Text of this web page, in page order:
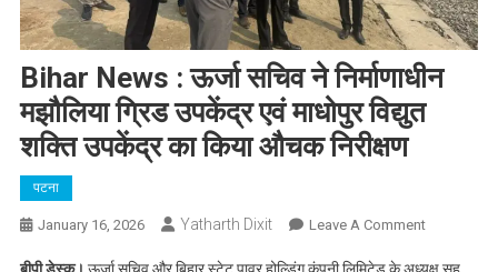
Bihar News : ऊर्जा सचिव ने निर्माणाधीन
मझौलिया ग्रिड उपकेंद्र एवं माधोपुर विद्युत
शक्ति उपकेंद्र का किया औचक निरीक्षण
पटना
January 16, 2026 Yatharth Dixit Leave A CommentOn